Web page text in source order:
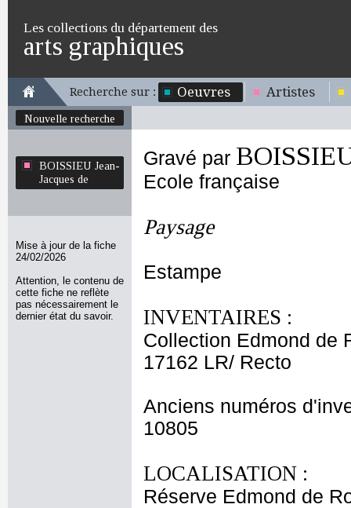
Les collections du département des
arts graphiques
Recherche sur : Oeuvres Artistes
Nouvelle recherche
BOISSIEU Jean-
Jacques de
Mise à jour de la fiche
24/02/2026
Attention, le contenu de
cette fiche ne reflète
pas nécessairement le
dernier état du savoir.
Gravé par
Ecole française
Paysage
Estampe
INVENTAIRES :
Collection Edmond de
17162 LR/ Recto
Anciens numéros
10805
LOCALISATION :
Réserve Edmond de